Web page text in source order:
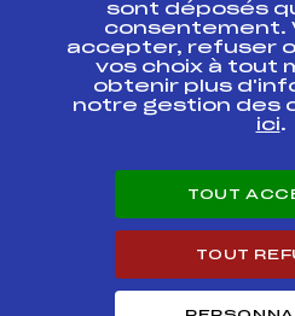
Antidopage
Pôle Développement,
Scientifique
Listes ministérielles
Pôle vie de l’athlète
Enseignement
Carrières
sont déposés
consentement.
accepter, refuser
vos choix à tout
obtenir plus
notre gestion des
ici.
TOUT
TOUT